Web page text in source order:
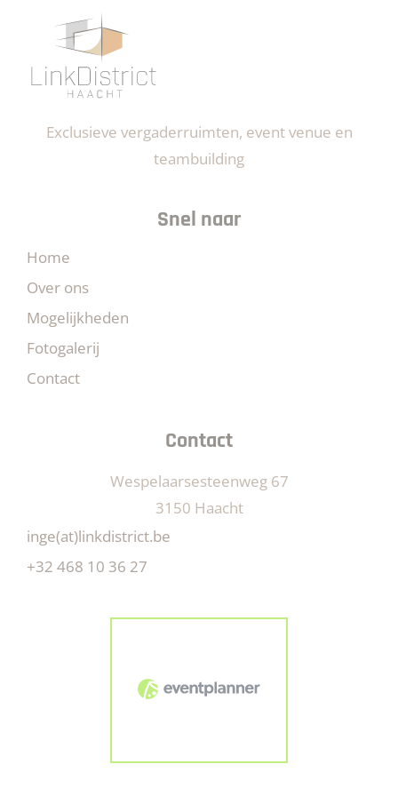
Exclusieve vergaderruimten, event venue en
teambuilding
Snel naar
Home
Over ons
Mogelijkheden
Fotogalerij
Contact
Contact
Wespelaarsesteenweg 67
3150 Haacht
inge(at)linkdistrict.be
+32 468 10 36 27